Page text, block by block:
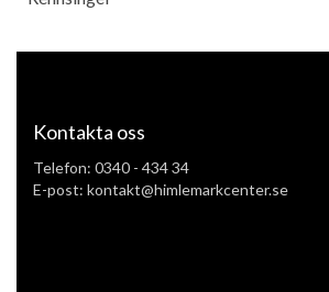
Kontakta oss
Telefon: 0340 - 434 34
E-post: kontakt@himlemarkcenter.se